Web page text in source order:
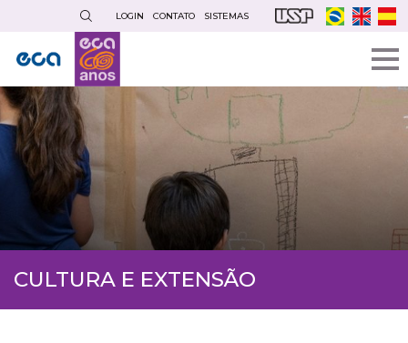
conteúdo
principal
LOGIN CONTATO SISTEMAS
CULTURA E EXTENSÃO